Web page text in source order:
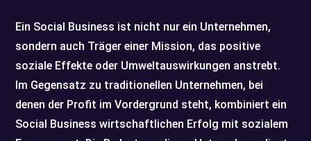
Ein Social Business ist nicht nur ein Unternehmen,
sondern auch Träger einer Mission, das positive
soziale Effekte oder Umweltauswirkungen anstrebt.
Im Gegensatz zu traditionellen Unternehmen, bei
denen der Profit im Vordergrund steht, kombiniert ein
Social Business wirtschaftlichen Erfolg mit sozialem